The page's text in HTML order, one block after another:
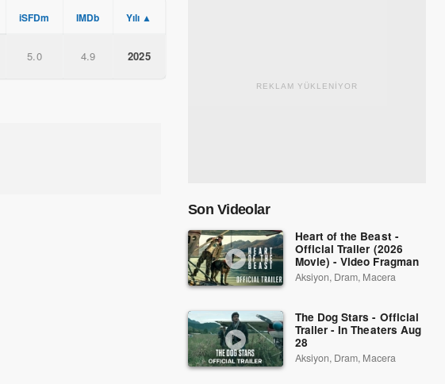
iSFDm IMDb Yılı ▲
5.0 4.9 2025
REKLAM YÜKLENİYOR
Son Videolar
Heart of the Beast -
Official Trailer (2026
Movie) - Video Fragman
Aksiyon, Dram, Macera
The Dog Stars - Official
Trailer - In Theaters Aug
28
Aksiyon, Dram, Macera